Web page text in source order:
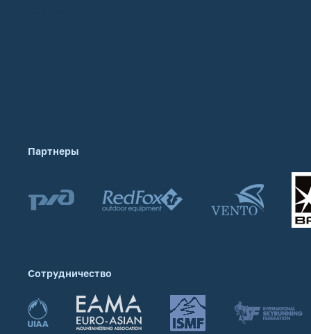
Партнеры
Сотрудничество